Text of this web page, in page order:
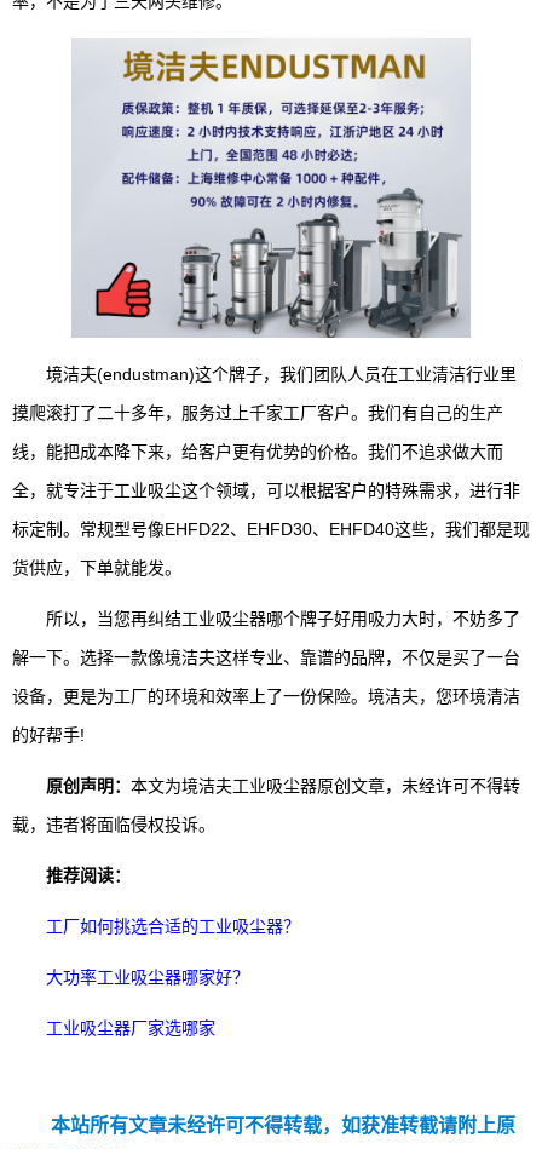
境洁夫(endustman)这个牌子，我们团队人员在工业清洁行业里
摸爬滚打了二十多年，服务过上千家工厂客户。我们有自己的生产
线，能把成本降下来，给客户更有优势的价格。我们不追求做大而
全，就专注于工业吸尘这个领域，可以根据客户的特殊需求，进行非
标定制。常规型号像EHFD22、EHFD30、EHFD40这些，我们都是现
货供应，下单就能发。
所以，当您再纠结工业吸尘器哪个牌子好用吸力大时，不妨多了
解一下。选择一款像境洁夫这样专业、靠谱的品牌，不仅是买了一台
设备，更是为工厂的环境和效率上了一份保险。境洁夫，您环境清洁
的好帮手!
原创声明： 本文为境洁夫工业吸尘器原创文章，未经许可不得转
载，违者将面临侵权投诉。
推荐阅读：
工厂如何挑选合适的工业吸尘器？
大功率工业吸尘器哪家好？
工业吸尘器厂家选哪家
本站所有文章未经许可不得转载，如获准转截请附上原